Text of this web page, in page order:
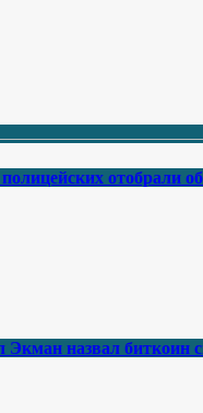
отобрали
назвал биткоин